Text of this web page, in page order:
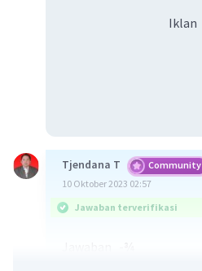
Iklan
Tjendana T Community
10 Oktober 2023 02:57
Jawaban terverifikasi